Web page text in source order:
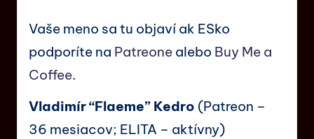
Vaše meno sa tu objaví ak ESko
podporíte na Patreone alebo Buy Me a
Coffee.
Vladimír “Flaeme” Kedro (Patreon –
36 mesiacov; ELITA – aktívny)